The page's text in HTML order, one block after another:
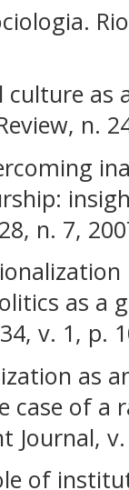
culture
n.
n. 7,
as a
v. 1, p.
as
case of a
Journal,
of